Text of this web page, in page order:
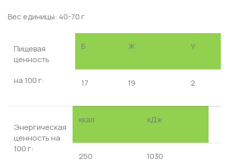
Вес единицы: 40-70 г
Пищевая
ценность
на 100 г:
Б Ж У
17 19 2
Энергическая
ценность на
100 г:
ккал кДж
250 1030